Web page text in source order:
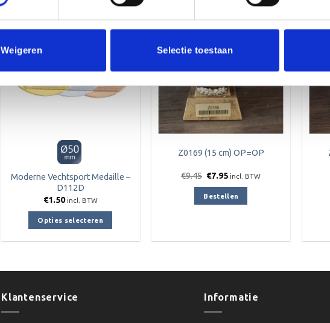
Weigeren Selectie toestaan
kan
worden
productpagina
Toevoegen
aan
Moderne Vechtsport Medaille –
D112D
€1.50 incl. BTW
Opties selecteren
Toevoegen
aan
Z0169 (15 cm) OP=OP
€9.45 Oorspronkelijke
was:
€9.45.
€7.95Huidige
is:
€7.95.
incl. BTW
Bestellen
Klantenservice Informatie